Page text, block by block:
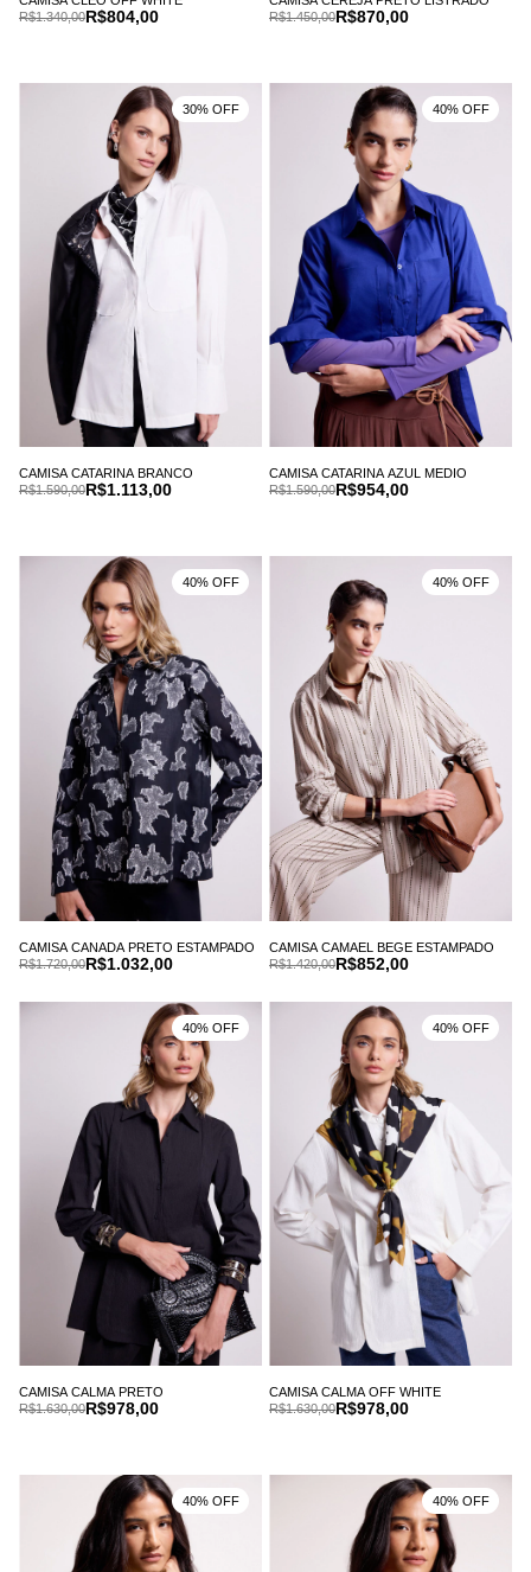
R$804,00
R$1.340,00 R$870,00
R$1.450,00
CAMISA CATARINA BRANCO
R$1.113,00
R$1.590,00
30% OFF
CAMISA CATARINA AZUL MEDIO
R$954,00
R$1.590,00
40% OFF
CAMISA CANADA PRETO ESTAMPADO
R$1.032,00
R$1.720,00
40% OFF
CAMISA CAMAEL BEGE ESTAMPADO
R$852,00
R$1.420,00
40% OFF
CAMISA CALMA PRETO
R$978,00
R$1.630,00
40% OFF
CAMISA CALMA OFF WHITE
R$978,00
R$1.630,00
40% OFF
40% OFF 40% OFF